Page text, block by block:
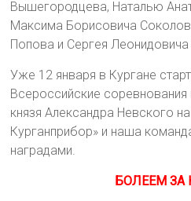
Вышегородцева, Наталью
Максима Борисовича
Попова и Сергея
Уже 12 января в Кургане
Всероссийские
князя Александра Невского
Курганприбор» и наша
наградами.
БОЛЕЕМ ЗА